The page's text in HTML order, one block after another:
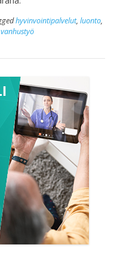
hyvinvointipalvelut, luonto,
vanhustyö